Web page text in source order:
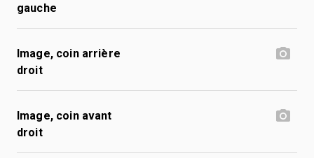
gauche
Image, coin arrière
droit
Image, coin avant
droit